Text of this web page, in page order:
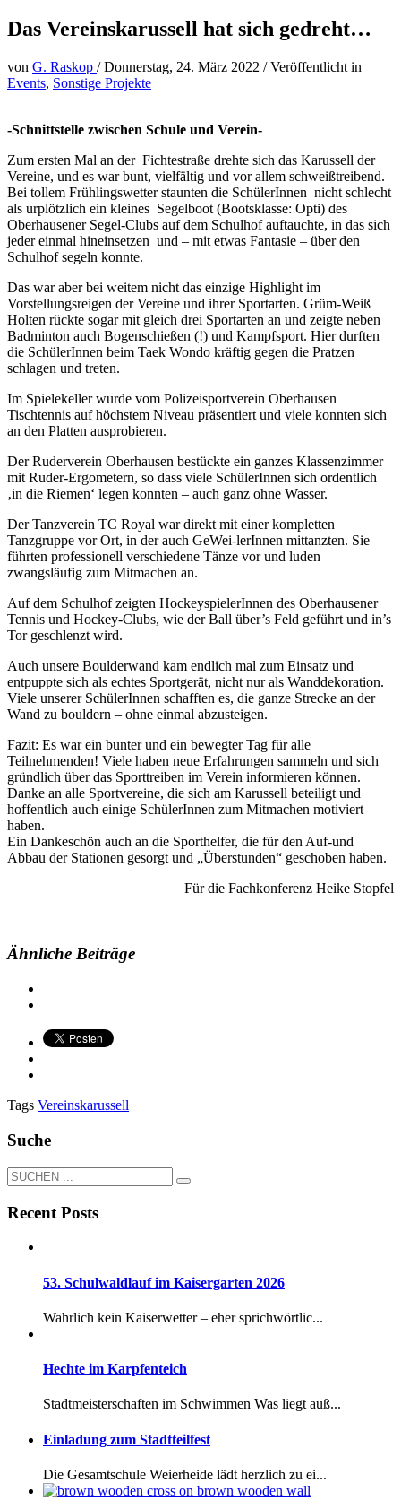
Das Vereinskarussell hat sich gedreht…
von G. Raskop /Donnerstag, 24. März 2022 /Veröffentlicht in
Events, Sonstige Projekte
-Schnittstelle zwischen Schule und Verein-
Zum ersten Mal an der Fichtestraße drehte sich das Karussell der
Vereine, und es war bunt, vielfältig und vor allem schweißtreibend.
Bei tollem Frühlingswetter staunten die SchülerInnen nicht schlecht
als urplötzlich ein kleines Segelboot (Bootsklasse: Opti) des
Oberhausener Segel-Clubs auf dem Schulhof auftauchte, in das sich
jeder einmal hineinsetzen und – mit etwas Fantasie – über den
Schulhof segeln konnte.
Das war aber bei weitem nicht das einzige Highlight im
Vorstellungsreigen der Vereine und ihrer Sportarten. Grüm-Weiß
Holten rückte sogar mit gleich drei Sportarten an und zeigte neben
Badminton auch Bogenschießen (!) und Kampfsport. Hier durften
die SchülerInnen beim Taek Wondo kräftig gegen die Pratzen
schlagen und treten.
Im Spielekeller wurde vom Polizeisportverein Oberhausen
Tischtennis auf höchstem Niveau präsentiert und viele konnten sich
an den Platten ausprobieren.
Der Ruderverein Oberhausen bestückte ein ganzes Klassenzimmer
mit Ruder-Ergometern, so dass viele SchülerInnen sich ordentlich
‚in die Riemen‘ legen konnten – auch ganz ohne Wasser.
Der Tanzverein TC Royal war direkt mit einer kompletten
Tanzgruppe vor Ort, in der auch GeWei-lerInnen mittanzten. Sie
führten professionell verschiedene Tänze vor und luden
zwangsläufig zum Mitmachen an.
Auf dem Schulhof zeigten HockeyspielerInnen des Oberhausener
Tennis und Hockey-Clubs, wie der Ball über’s Feld geführt und in’s
Tor geschlenzt wird.
Auch unsere Boulderwand kam endlich mal zum Einsatz und
entpuppte sich als echtes Sportgerät, nicht nur als Wanddekoration.
Viele unserer SchülerInnen schafften es, die ganze Strecke an der
Wand zu bouldern – ohne einmal abzusteigen.
Fazit: Es war ein bunter und ein bewegter Tag für alle
Teilnehmenden! Viele haben neue Erfahrungen sammeln und sich
gründlich über das Sporttreiben im Verein informieren können.
Danke an alle Sportvereine, die sich am Karussell beteiligt und
hoffentlich auch einige SchülerInnen zum Mitmachen motiviert
haben.
Ein Dankeschön auch an die Sporthelfer, die für den Auf-und
Abbau der Stationen gesorgt und „Überstunden“ geschoben haben.
Für die Fachkonferenz Heike Stopfel
Ähnliche Beiträge
Tags Vereinskarussell
Suche
Recent Posts
53. Schulwaldlauf im Kaisergarten 2026
Wahrlich kein Kaiserwetter – eher sprichwörtlic...
Hechte im Karpfenteich
Stadtmeisterschaften im Schwimmen Was liegt auß...
Einladung zum Stadtteilfest
Die Gesamtschule Weierheide lädt herzlich zu ei...